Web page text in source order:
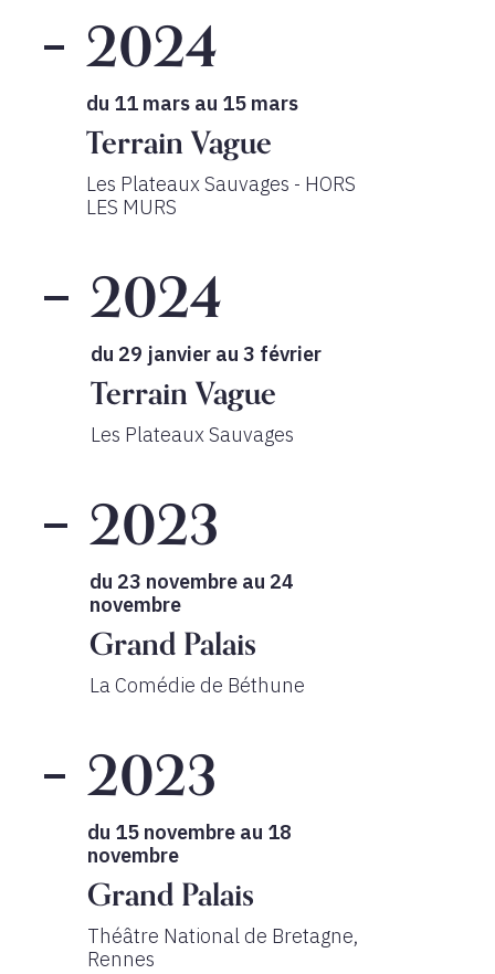
2024
du 11 mars au 15 mars
Terrain Vague
Les Plateaux Sauvages - HORS
LES MURS
2024
du 29 janvier au 3 février
Terrain Vague
Les Plateaux Sauvages
2023
du 23 novembre au 24
novembre
Grand Palais
La Comédie de Béthune
2023
du 15 novembre au 18
novembre
Grand Palais
Théâtre National de Bretagne,
Rennes